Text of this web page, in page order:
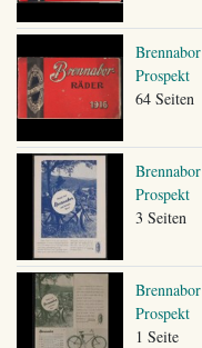
Brennabor
Prospekt
64 Seiten
Brennabor
Prospekt
3 Seiten
Brennabor
Prospekt
1 Seite